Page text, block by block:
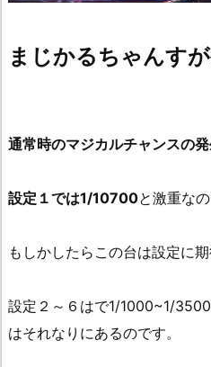
まじかるちゃんす
通常時のマジカルチャンスの
設定１では1/10700と激重な
もしかしたらこの台は設定に
設定２～６はで1/1000~1/
はそれなりにあるのです。